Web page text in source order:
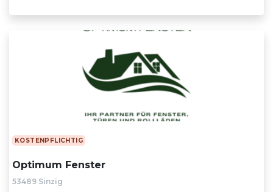
KOSTENPFLICHTIG
Optimum Fenster
53489 Sinzig